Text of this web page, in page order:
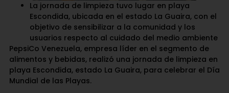
La jornada de limpieza tuvo lugar en playa
Escondida, ubicada en el estado La Guaira, con el
objetivo de sensibilizar a la comunidad y los
usuarios respecto al cuidado del medio ambiente
PepsiCo Venezuela, empresa líder en el segmento de
alimentos y bebidas, realizó una jornada de limpieza en
playa Escondida, estado La Guaira, para celebrar el Día
Mundial de las Playas.